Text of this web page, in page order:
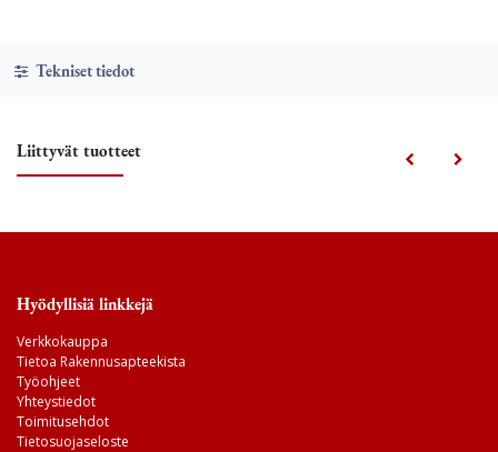
Tekniset tiedot
Liittyvät tuotteet
Hyödyllisiä linkkejä
Verkkokauppa
Tietoa Rakennusapteekista
Työohjeet
Yhteystiedot
Toimitusehdot
Tietosuojaseloste